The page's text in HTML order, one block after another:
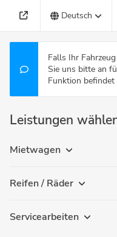
Deutsch
Falls Ihr
Sie uns bitte an
Funktion befindet
Leistungen
Mietwagen
Reifen / Räder
Servicearbeiten